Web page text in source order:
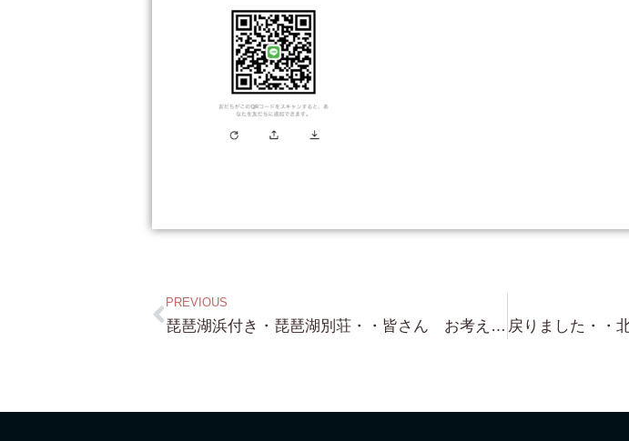
PREVIOUS
琵琶湖浜付き・琵琶湖別荘・・皆さん お考えは同じで ”眺めがいい場所！” ”100坪程度” 頑張って探します！（笑）